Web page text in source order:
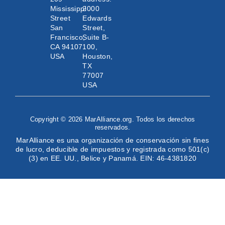
Mississippi
Street
San
Francisco,
CA 94107
USA
2000
Edwards
Street,
Suite B-
100,
Houston,
TX
77007
USA
Copyright © 2026 MarAlliance.org. Todos los derechos
reservados.
MarAlliance es una organización de conservación sin fines
de lucro, deducible de impuestos y registrada como 501(c)
(3) en EE. UU., Belice y Panamá. EIN: 46-4381820